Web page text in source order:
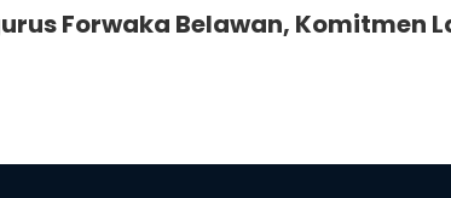
Forwaka Belawan, Komitmen